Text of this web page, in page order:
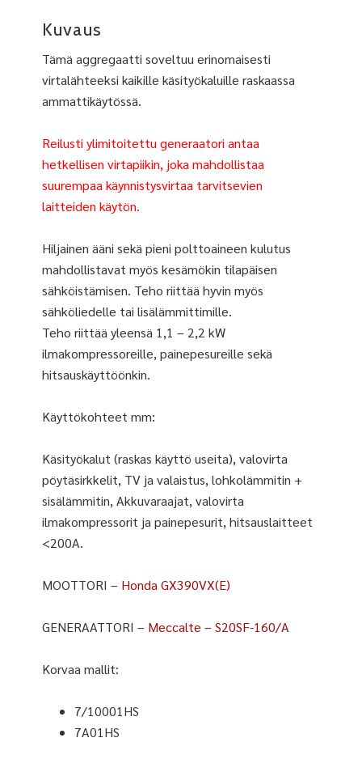
Kuvaus
Tämä aggregaatti soveltuu erinomaisesti
virtalähteeksi kaikille käsityökaluille raskaassa
ammattikäytössä.
Reilusti ylimitoitettu generaatori antaa
hetkellisen virtapiikin, joka mahdollistaa
suurempaa käynnistysvirtaa tarvitsevien
laitteiden käytön.
Hiljainen ääni sekä pieni polttoaineen kulutus
mahdollistavat myös kesämökin tilapäisen
sähköistämisen. Teho riittää hyvin myös
sähköliedelle tai lisälämmittimille.
Teho riittää yleensä 1,1 – 2,2 kW
ilmakompressoreille, painepesureille sekä
hitsauskäyttöönkin.
Käyttökohteet mm:
Käsityökalut (raskas käyttö useita), valovirta
pöytäsirkkelit, TV ja valaistus, lohkolämmitin +
sisälämmitin, Akkuvaraajat, valovirta
ilmakompressorit ja painepesurit, hitsauslaitteet
<200A.
MOOTTORI – Honda GX390VX(E)
GENERAATTORI – Meccalte – S20SF-160/A
Korvaa mallit:
7/10001HS
7A01HS